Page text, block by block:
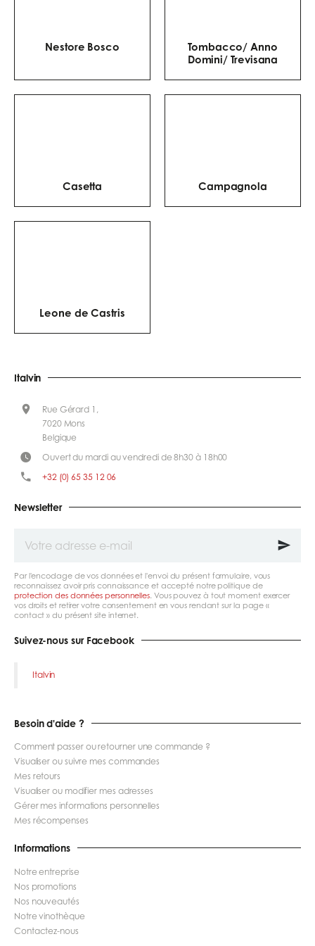
Nestore Bosco
Tombacco/ Anno
Domini/ Trevisana
Casetta Campagnola
Leone de Castris
Newsletter
adresse
Par l'encodage de vos données et l'envoi du présent formulaire, vous
reconnaissez avoir pris connaissance et accepté notre politique de
protection des données personnelles. Vous pouvez à tout moment exercer
vos droits et retirer votre consentement en vous rendant sur la page «
contact » du présent site internet.
Suivez-nous sur Facebook
Italvin
Italvin
Rue Gérard 1,
7020 Mons
Belgique
Ouvert du mardi au vendredi de 8h30 à 18h00
+32 (0) 65 35 12 06
Besoin d'aide ?
Comment passer ou retourner une commande ?
Visualiser ou suivre mes commandes
Mes retours
Visualiser ou modifier mes adresses
Gérer mes informations personnelles
Mes récompenses
Informations
Notre entreprise
Nos promotions
Nos nouveautés
Notre vinothèque
Contactez-nous